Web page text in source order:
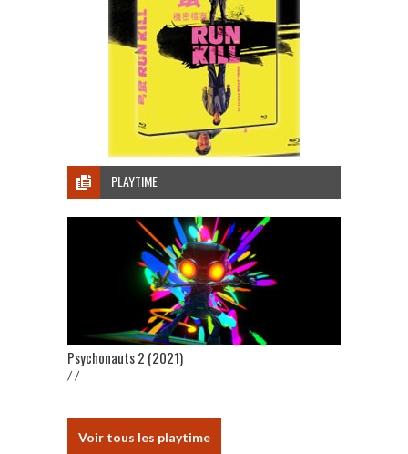
PLAYTIME
Psychonauts 2 (2021)
/ /
Voir tous les playtime